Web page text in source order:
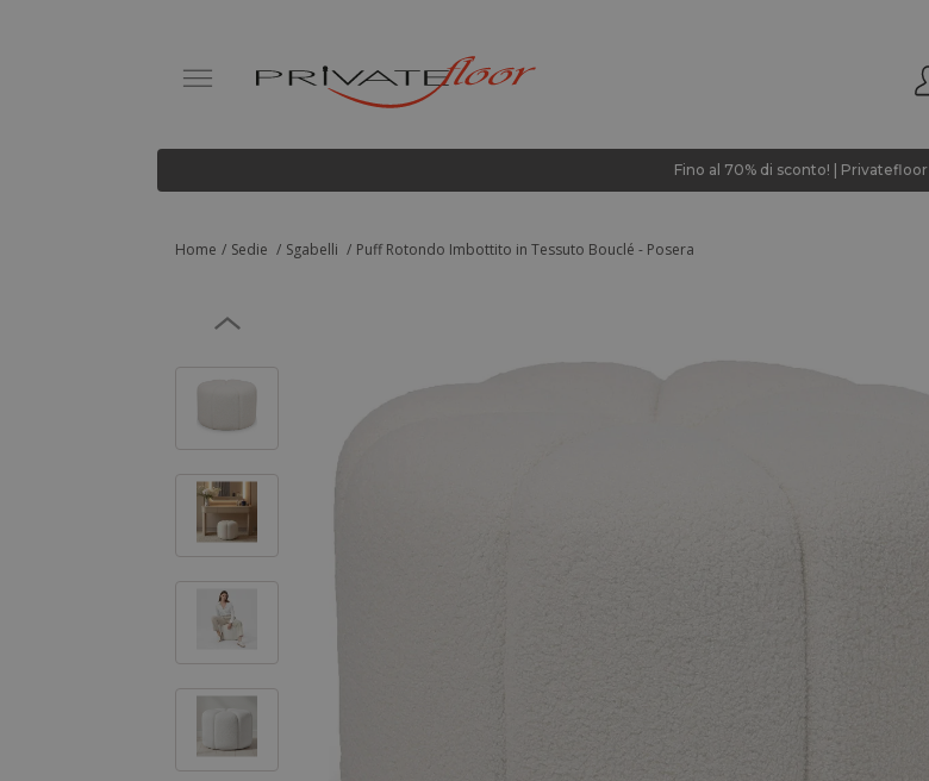
Fino al 70% di sconto! | Privatefloor
Home Sedie Sgabelli Puff Rotondo Imbottito in Tessuto Bouclé - Posera